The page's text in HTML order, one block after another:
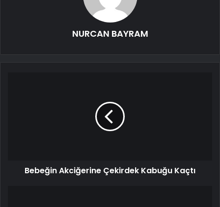
NURCAN BAYRAM
Bebeğin Akciğerine Çekirdek Kabuğu Kaçtı